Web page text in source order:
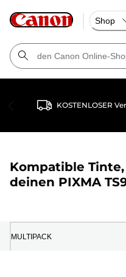
Shop
KOSTENLOSER
Kompatible
deinen PIXMA
MULTIPACK